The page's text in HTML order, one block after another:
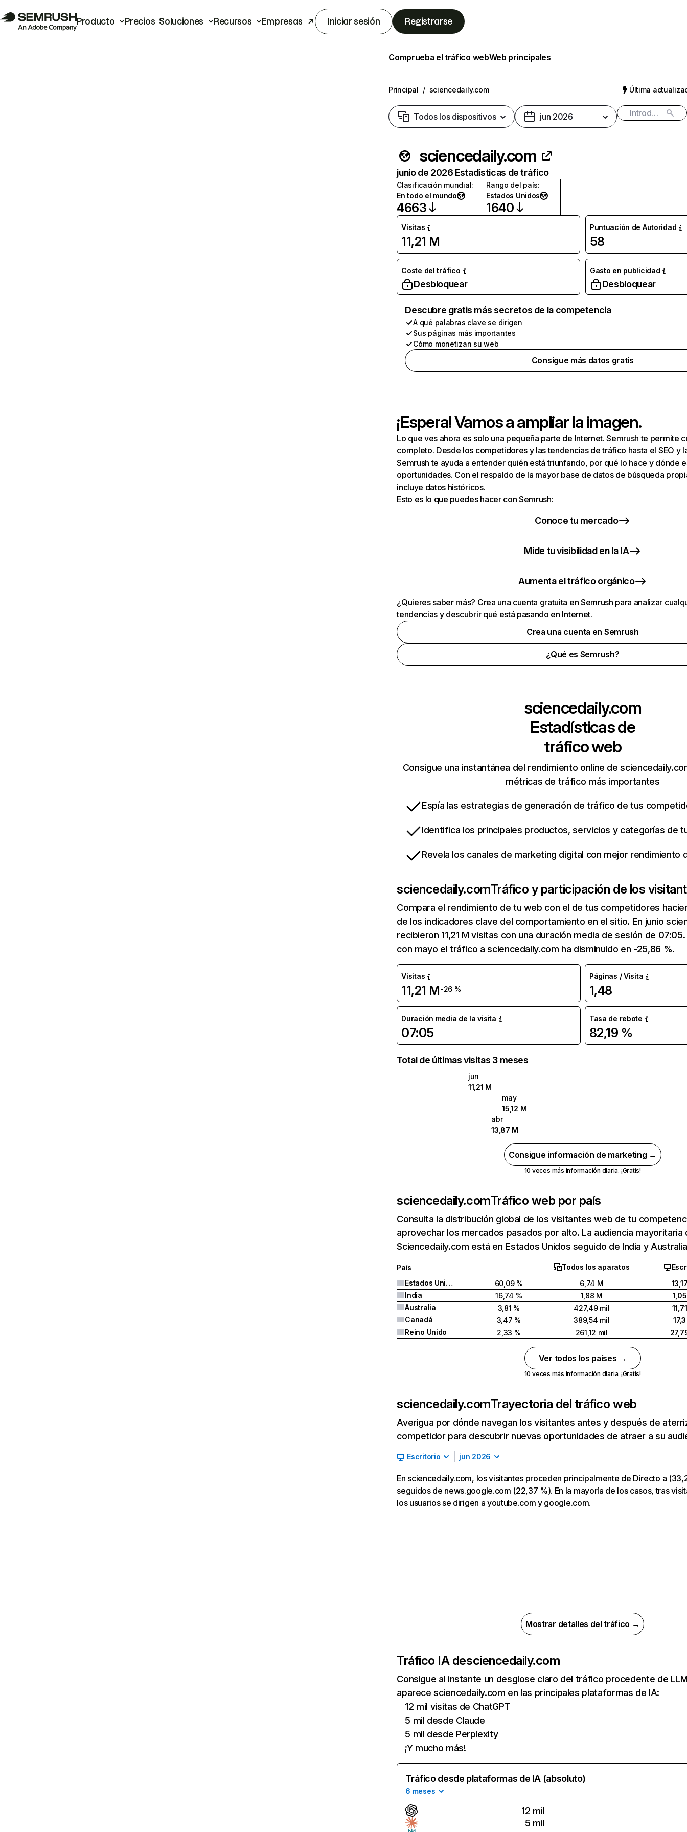
Producto Precios Soluciones Recursos Empresas Iniciar sesión Registrarse
Comprueba el tráfico webWeb principales
Principal / sciencedaily.com Última
Todos los dispositivos jun 2026
sciencedaily.com
junio de 2026 Estadísticas de tráfico
Clasificación mundial:
En todo el mundo
4663
Rango del país:
Estados Unidos
1640
Visitas
11,21 M
Puntuación de Autoridad
58
Coste del tráfico
Desbloquear
Gasto en publicidad
Desbloquear
Descubre gratis más secretos de la competencia
A qué palabras clave se dirigen
Sus páginas más importantes
Cómo monetizan su web
Consigue más datos gratis
¡Espera! Vamos a ampliar la imagen.
Lo que ves ahora es solo una pequeña parte de Internet. Semrush te permite
completo. Desde los competidores y las tendencias de tráfico hasta el SEO y
Semrush te ayuda a entender quién está triunfando, por qué lo hace y dónde
oportunidades. Con el respaldo de la mayor base de datos de búsqueda
incluye datos históricos.
Esto es lo que puedes hacer con Semrush:
Conoce tu mercado
Mide tu visibilidad en la IA
Aumenta el tráfico orgánico
¿Quieres saber más? Crea una cuenta gratuita en Semrush para analizar
tendencias y descubrir qué está pasando en Internet.
Crea una cuenta en Semrush
¿Qué es Semrush?
sciencedaily.com
Estadísticas de
tráfico web
Consigue una instantánea del rendimiento online de
métricas de tráfico más importantes
Espía las estrategias de generación de tráfico de tus
Identifica los principales productos, servicios y categorías de
Revela los canales de marketing digital con mejor rendimiento
sciencedaily.comTráfico y participación de los
Compara el rendimiento de tu web con el de tus competidores
de los indicadores clave del comportamiento en el sitio. En junio
recibieron 11,21 M visitas con una duración media de sesión de
con mayo el tráfico a sciencedaily.com ha disminuido en -25,86 %.
Visitas
11,21 M-26 %
Páginas / Visita
1,48
Duración media de la visita
07:05
Tasa de rebote
82,19 %
Total de últimas visitas 3 meses
jun
11,21 M
may
15,12 M
abr
13,87 M
Consigue información de marketing →
10 veces más información diaria. ¡Gratis!
sciencedaily.comTráfico web por país
Consulta la distribución global de los visitantes web de tu
aprovechar los mercados pasados por alto. La audiencia mayoritaria
Sciencedaily.com está en Estados Unidos seguido de India y
País Todos los aparatos
Estados Unidos
60,09 % 6,74 M
India
16,74 % 1,88 M
Australia
3,81 % 427,49 mil
Canadá
3,47 % 389,54 mil
Reino Unido
2,33 % 261,12 mil
Ver todos los países →
10 veces más información diaria. ¡Gratis!
sciencedaily.comTrayectoria del tráfico web
Averigua por dónde navegan los visitantes antes y después de
competidor para descubrir nuevas oportunidades de atraer a su
Escritorio jun 2026
En sciencedaily.com, los visitantes proceden principalmente de Directo a
seguidos de news.google.com (22,37 %). En la mayoría de los casos, tras
los usuarios se dirigen a youtube.com y google.com.
Mostrar detalles del tráfico →
Tráfico IA desciencedaily.com
Consigue al instante un desglose claro del tráfico procedente de
aparece sciencedaily.com en las principales plataformas de IA:
12 mil visitas de ChatGPT
5 mil desde Claude
5 mil desde Perplexity
¡Y mucho más!
Tráfico desde plataformas de IA (absoluto)
6 meses
12 mil
5 mil